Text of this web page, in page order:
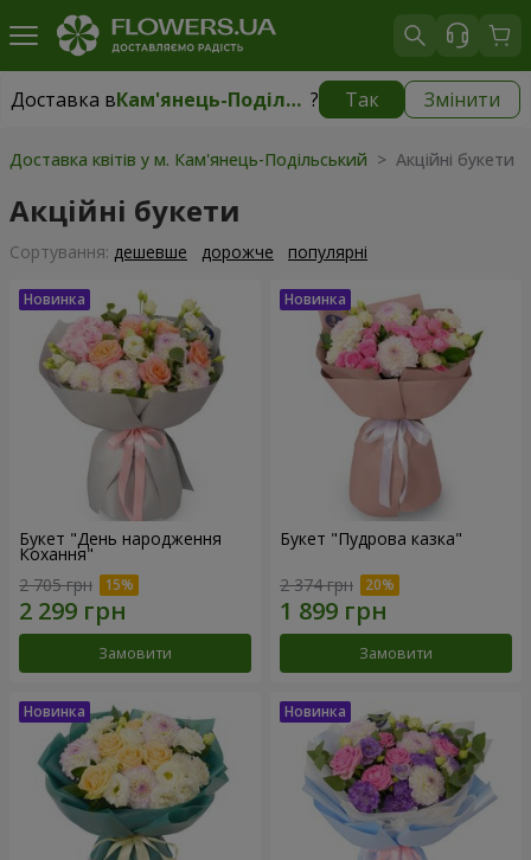
Доставка в Кам'янець-Подільський ? Так Змінити
Доставка вКам'янець-Подільський|безкоштовно
Доставка квітів у м. Кам'янець-Подільський > Акційні букети
Акційні букети
Сортування: дешевше дорожче популярні
Букет "День народження
Кохання"
2 705 грн
Замовити
Букет "Пудрова казка"
2 374 грн
Замовити